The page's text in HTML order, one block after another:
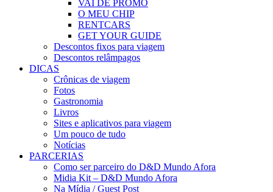
VAI DE PROMO
O MEU CHIP
RENTCARS
GET YOUR GUIDE
Descontos fixos para viagem
Descontos relâmpagos
DICAS
Crônicas de viagem
Fotos
Gastronomia
Livros
Sites e aplicativos para viagem
Um pouco de tudo
Notícias
PARCERIAS
Como ser parceiro do D&D Mundo Afora
Midia Kit – D&D Mundo Afora
Na Mídia / Guest Post